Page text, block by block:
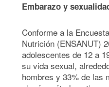
Embarazo y
Conforme a la
Nutrición (ENSANUT)
adolescentes de 12 a
su vida sexual,
hombres y 33% de las